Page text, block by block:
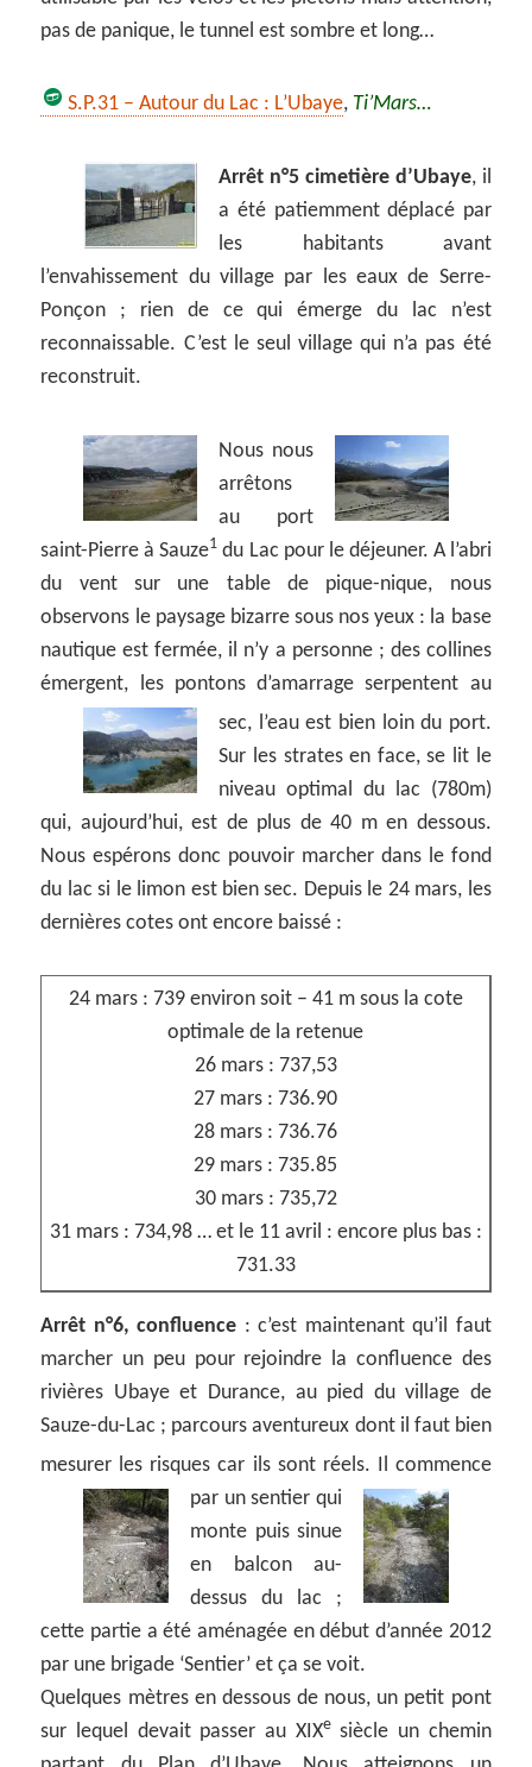
pas de panique, le tunnel est sombre et long…
S.P.31 – Autour du Lac : L’Ubaye, Ti’Mars…
Arrêt n°5 cimetière d’Ubaye, il
a été patiemment déplacé par
les habitants avant
l’envahissement du village par les eaux de Serre-
Ponçon ; rien de ce qui émerge du lac n’est
reconnaissable. C’est le seul village qui n’a pas été
reconstruit.
Nous nous
arrêtons
au port
saint-Pierre à Sauze1 du Lac pour le déjeuner. A l’abri
du vent sur une table de pique-nique, nous
observons le paysage bizarre sous nos yeux : la base
nautique est fermée, il n’y a personne ; des collines
émergent, les pontons d’amarrage serpentent au
sec, l’eau est bien loin du port.
Sur les strates en face, se lit le
niveau optimal du lac (780m)
qui, aujourd’hui, est de plus de 40 m en dessous.
Nous espérons donc pouvoir marcher dans le fond
du lac si le limon est bien sec. Depuis le 24 mars, les
dernières cotes ont encore baissé :
24 mars : 739 environ soit – 41 m sous la cote
optimale de la retenue
26 mars : 737,53
27 mars : 736.90
28 mars : 736.76
29 mars : 735.85
30 mars : 735,72
31 mars : 734,98 … et le 11 avril : encore plus bas :
731.33
Arrêt n°6, confluence : c’est maintenant qu’il faut
marcher un peu pour rejoindre la confluence des
rivières Ubaye et Durance, au pied du village de
Sauze-du-Lac ; parcours aventureux dont il faut bien
mesurer les risques car ils sont réels.
Il commence
par un sentier qui
monte puis sinue
en balcon au-
dessus du lac ;
cette partie a été aménagée en début d’année 2012
par une brigade ‘Sentier’ et ça se voit.
Quelques mètres en dessous de nous, un petit pont
sur lequel devait passer au XIXesiècle un chemin